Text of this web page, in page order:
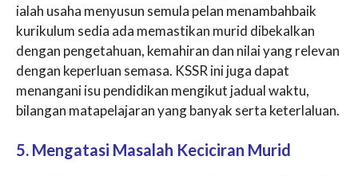
ialah usaha menyusun semula pelan menambahbaik
kurikulum sedia ada memastikan murid dibekalkan
dengan pengetahuan, kemahiran dan nilai yang relevan
dengan keperluan semasa. KSSR ini juga dapat
menangani isu pendidikan mengikut jadual waktu,
bilangan matapelajaran yang banyak serta keterlaluan.
5. Mengatasi Masalah Keciciran Murid